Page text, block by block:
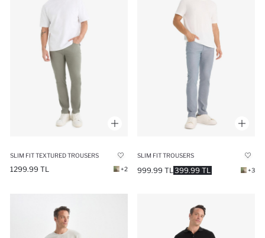
SLIM FIT TEXTURED TROUSERS
1299.99 TL +2
SLIM FIT TROUSERS
399.99 TL
999.99 TL +3